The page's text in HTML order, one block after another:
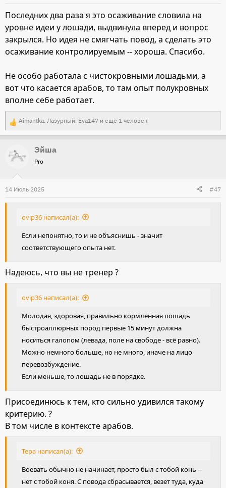
и
:
Последних два раза я это осаживание словила на
уровне идеи у лошади, выдвинула вперед и вопрос
закрылся. Но идея не смягчать повод, а сделать это
осаживание контролируемым -- хороша. Спасибо.
Не особо работала с чистокровными лошадьми, а
вот что касается арабов, то там опыт полукровных
вполне себе работает.
Р
е
а
к
и
и
Aimantka, Лазурный, Eva147 и ещё 1 человек
Эйша
Pro
14 Июль 2025 #47
ovip36 написал(а):
Если непонятно, то и не объяснишь - значит
соответствующего опыта нет.
Надеюсь, что вы не тренер ?
ovip36 написал(а):
Молодая, здоровая, правильно кормленная лошадь
быстроаллюрных пород первые 15 минут должна
носиться галопом (левада, поле на свободе - всё равно).
Можно немного больше, но не много, иначе на лицо
перевозбуждение.
Если меньше, то лошадь не в порядке.
Присоединюсь к тем, кто сильно удивился такому
критерию. ?
В том числе в контексте арабов.
Тера написал(а):
Воевать обычно не начинает, просто был с тобой конь --
нет с тобой коня. С повода сбрасывается, везет туда, куда